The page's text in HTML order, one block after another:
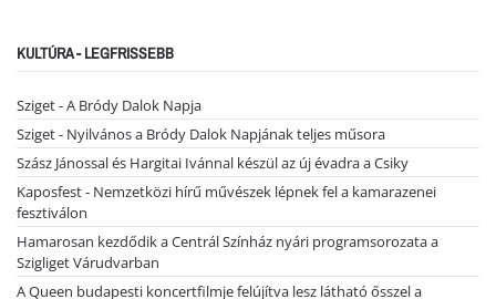
KULTÚRA - LEGFRISSEBB
Sziget - A Bródy Dalok Napja
Sziget - Nyilvános a Bródy Dalok Napjának teljes műsora
Szász Jánossal és Hargitai Ivánnal készül az új évadra a Csiky
Kaposfest - Nemzetközi hírű művészek lépnek fel a kamarazenei
fesztiválon
Hamarosan kezdődik a Centrál Színház nyári programsorozata a
Szigliget Várudvarban
A Queen budapesti koncertfilmje felújítva lesz látható ősszel a